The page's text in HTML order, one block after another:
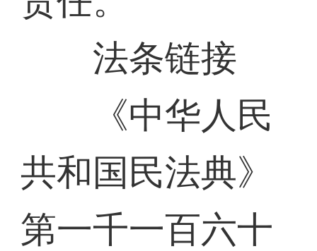
法条链接
《中华人民
共和国民法典》
第一千一百六十